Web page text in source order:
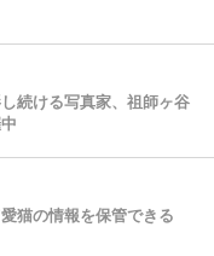
続ける写真家、祖師ヶ谷
猫の情報を保管できる